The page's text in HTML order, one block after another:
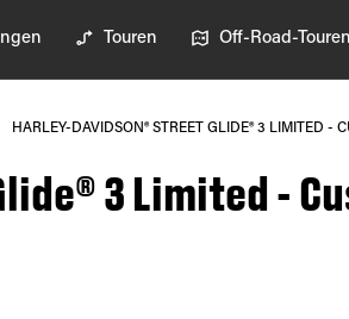
Touren Off-Road-Touren
HARLEY-DAVIDSON® STREET GLIDE® 3 LIMITED -
3 Limited -